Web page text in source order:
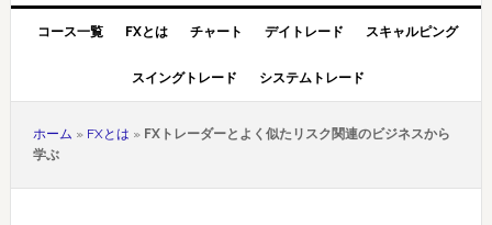
コース一覧 FXとは チャート デイトレード スキャルピング
スイングトレード システムトレード
ホーム » FXとは » FXトレーダーとよく似たリスク関連のビジネスから
学ぶ